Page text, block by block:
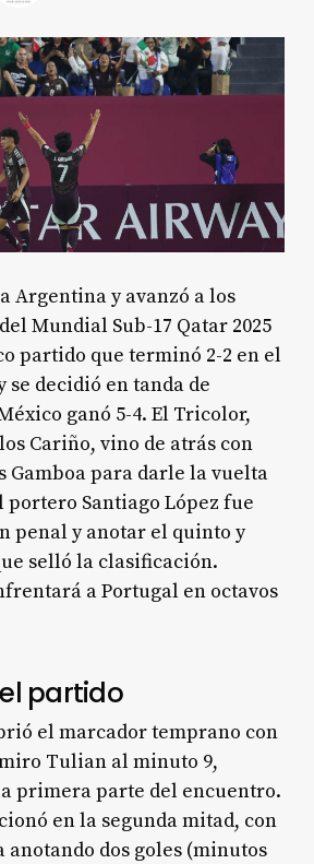
Argentina y avanzó a los
Mundial Sub-17 Qatar 2025
partido que terminó 2-2 en el
decidió en tanda de
ganó 5-4. El Tricolor,
Cariño, vino de atrás con
Gamboa para darle la vuelta
portero Santiago López fue
penal y anotar el quinto y
selló la clasificación.
a Portugal en octavos
partido
el marcador temprano con
Tulian al minuto 9,
primera parte del encuentro.
en la segunda mitad, con
anotando dos goles (minutos